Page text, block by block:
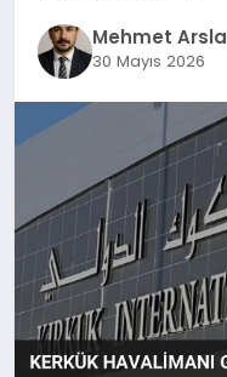
SAĞLIK
DÜNYA
YAŞAM
Mehmet
30 Mayıs 2026